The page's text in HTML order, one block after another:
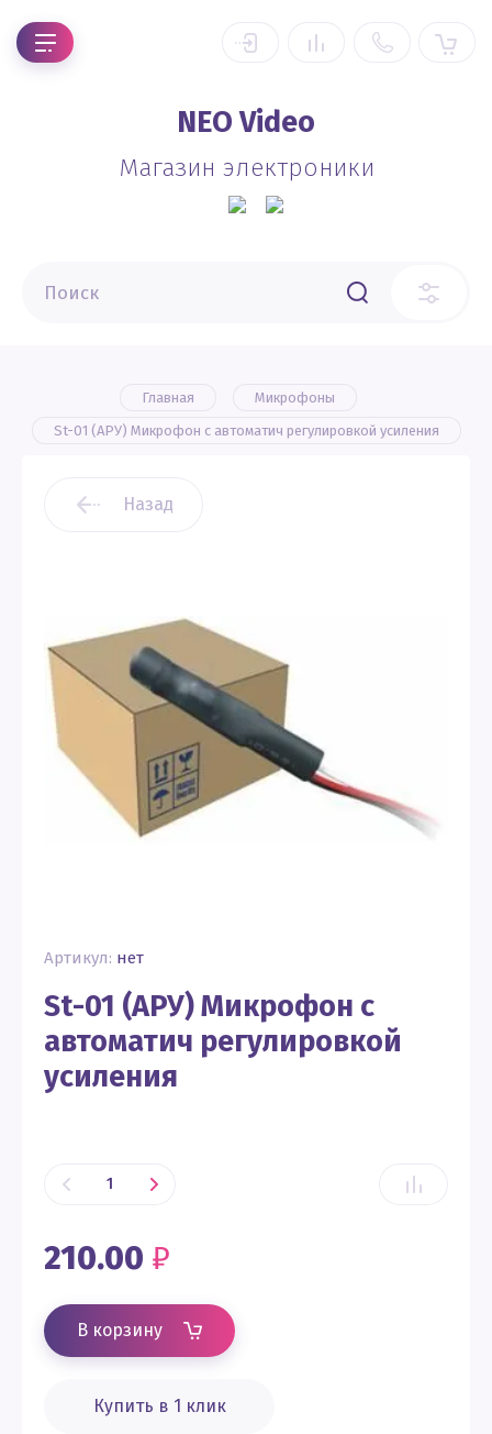
NEO Video
Магазин электроники
Главная
Микрофоны
St-01 (АРУ) Микрофон с автоматич регулировкой усиления
Назад
Артикул: нет
St-01 (АРУ) Микрофон с
автоматич регулировкой
усиления
210.00 ₽
В корзину
Купить в 1 клик